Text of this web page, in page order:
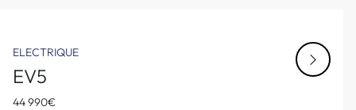
ELECTRIQUE
EV5
44 990€